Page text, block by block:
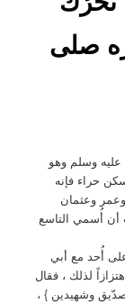
صلى
وسلم وهو
حراء فإنه
وعثمان
أن أُسمي التاسع
أُحد مع أبي
لذلك ، فقال
وشهيدين } ،